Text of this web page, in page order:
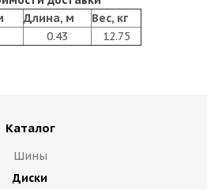
Длина, м
Вес, кг
0.43 12.75
Каталог
Шины
Диски